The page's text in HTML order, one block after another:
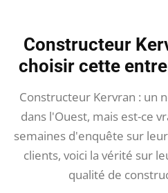
Constructeur
choisir cette
Constructeur Kervran : un
dans l'Ouest, mais est-ce
semaines d'enquête sur
clients, voici la vérité sur
qualité de